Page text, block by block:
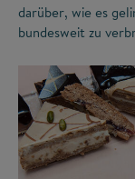
darüber, wie es
bundesweit zu